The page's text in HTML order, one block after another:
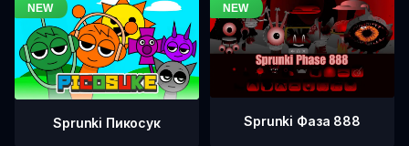
Sprunki Пикосук Sprunki Фаза 888